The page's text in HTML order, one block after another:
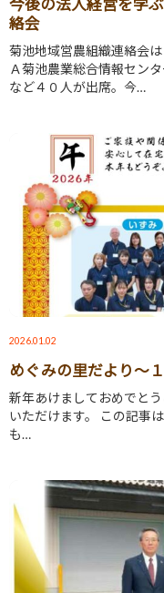
今後の法人経営を学
絡会
菊池地域営農組織連絡会
Ａ菊池農業総合情報セン
など４０人が出席。今…
2026.01.02
めぐみの里だより～
新年あけましておめでと
いただけます。 この記事
も…